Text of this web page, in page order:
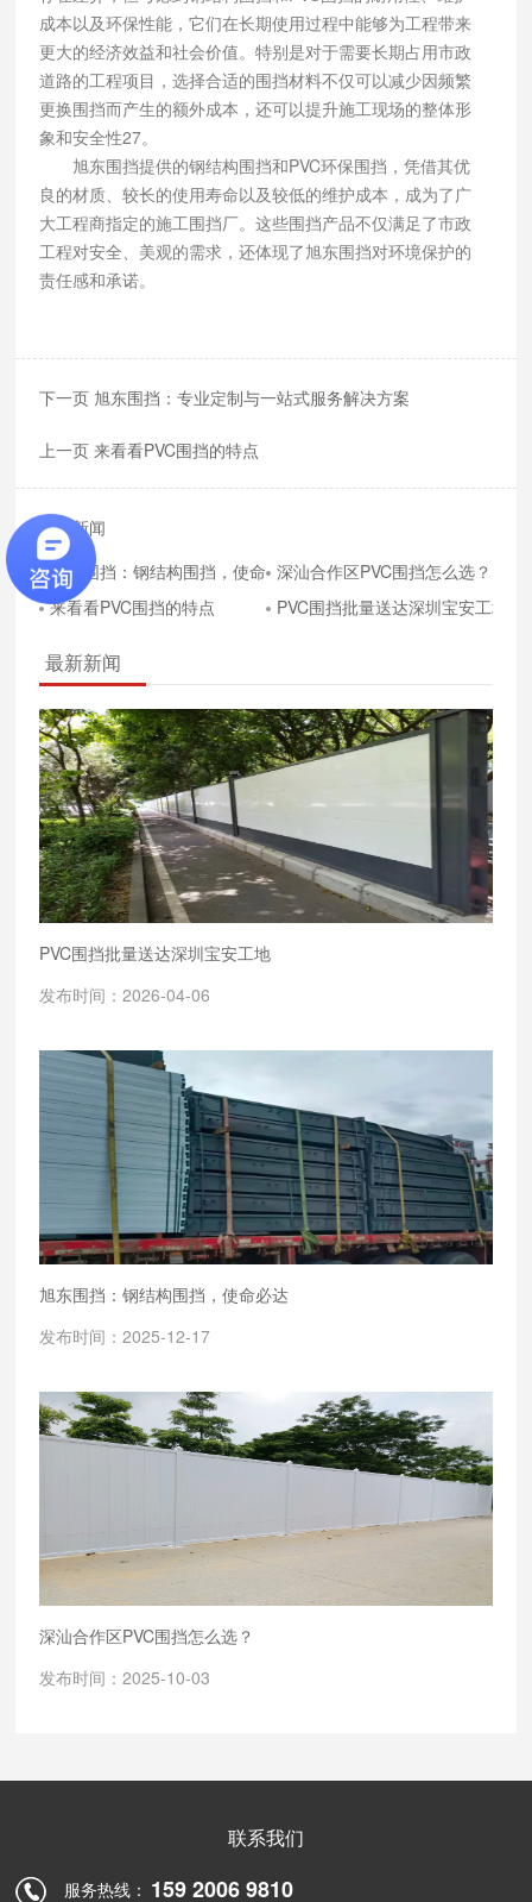
成本以及环保性能，它们在长期使用过程中能够为工程带来
更大的经济效益和社会价值。特别是对于需要长期占用市政
道路的工程项目，选择合适的围挡材料不仅可以减少因频繁
更换围挡而产生的额外成本，还可以提升施工现场的整体形
象和安全性27。
旭东围挡提供的钢结构围挡和PVC环保围挡，凭借其优
良的材质、较长的使用寿命以及较低的维护成本，成为了广
大工程商指定的施工围挡厂。这些围挡产品不仅满足了市政
工程对安全、美观的需求，还体现了旭东围挡对环境保护的
责任感和承诺。
下一页 旭东围挡：专业定制与一站式服务解决方案
上一页 来看看PVC围挡的特点
相关新闻
旭东围挡：钢结构围挡，使命必达深汕合作区PVC围挡怎么选？
来看看PVC围挡的特点
PVC围挡批量送达深圳宝安工地
最新新闻
PVC围挡批量送达深圳宝安工地
发布时间：2026-04-06
旭东围挡：钢结构围挡，使命必达
发布时间：2025-12-17
深汕合作区PVC围挡怎么选？
发布时间：2025-10-03
联系我们
服务热线： 159 2006 9810